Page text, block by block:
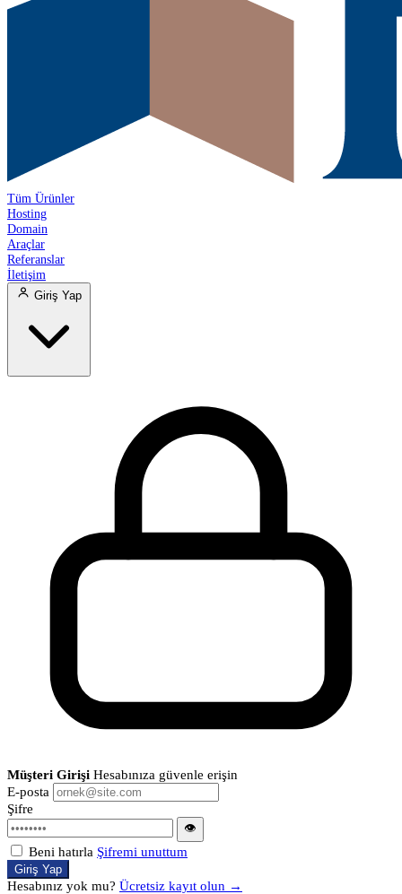
Tüm Ürünler
Hosting
Domain
Araçlar
Referanslar
İletişim
Giriş Yap
Müşteri Girişi Hesabınıza güvenle erişin
E-posta
Şifre
👁
Beni hatırla Şifremi unuttum
Giriş Yap
Hesabınız yok mu? Ücretsiz kayıt olun →